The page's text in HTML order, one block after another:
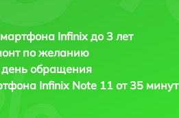
Infinix до 3 лет
по желанию
день обращения
Infinix Note 11 от 35 минут